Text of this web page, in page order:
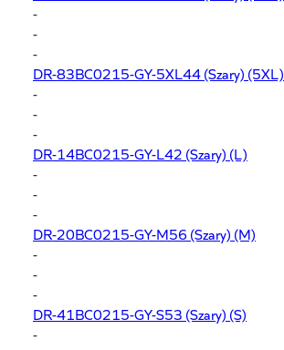
-
-
-
DR-83BC0215-GY-5XL44(Szary) (5XL)
-
-
-
DR-14BC0215-GY-L42 (Szary) (L)
-
-
-
DR-20BC0215-GY-M56 (Szary) (M)
-
-
-
DR-41BC0215-GY-S53 (Szary) (S)
-